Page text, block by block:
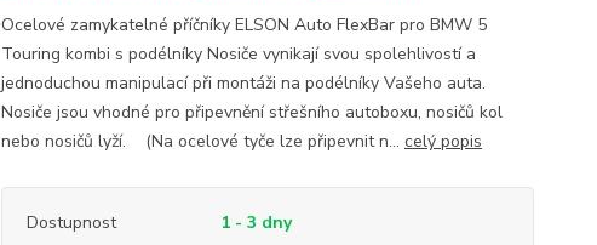
Ocelové zamykatelné příčníky ELSON Auto FlexBar pro BMW 5
Touring kombi s podélníky Nosiče vynikají svou spolehlivostí a
jednoduchou manipulací při montáži na podélníky Vašeho auta.
Nosiče jsou vhodné pro připevnění střešního autoboxu, nosičů kol
nebo nosičů lyží. (Na ocelové tyče lze připevnit n... celý popis
Dostupnost 1 - 3 dny